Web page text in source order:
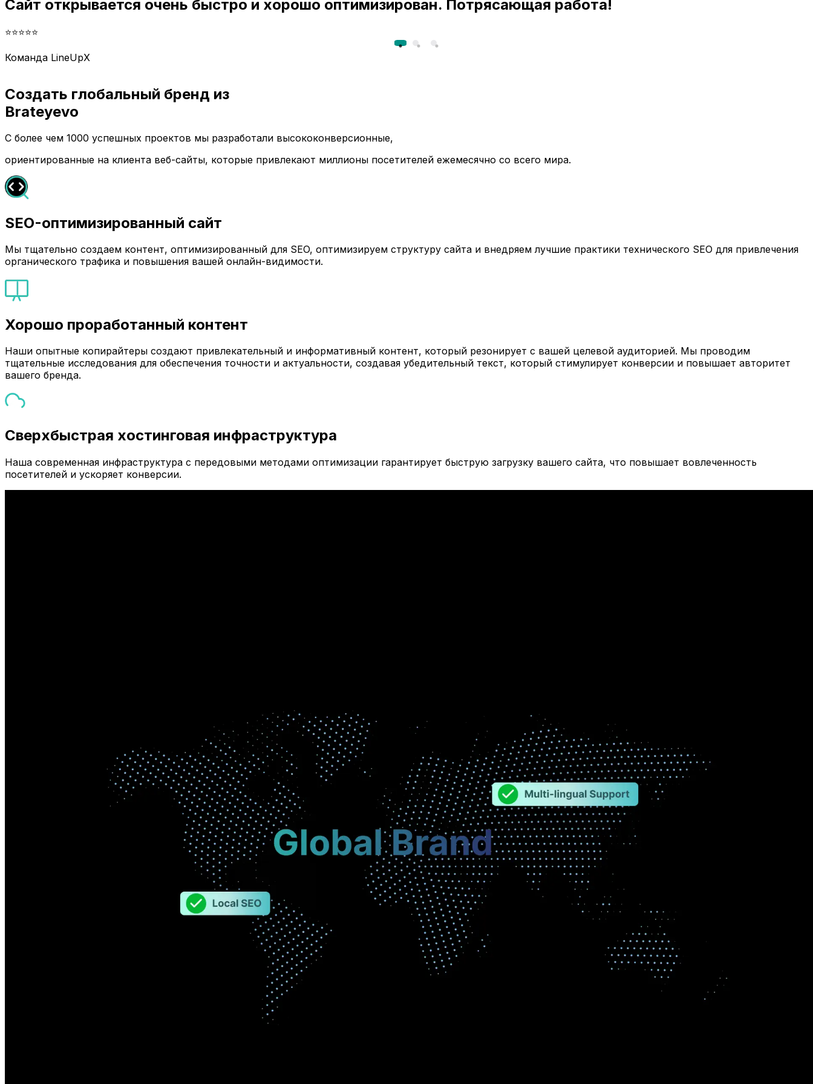
Сайт открывается очень быстро и хорошо оптимизирован. Потрясающая работа!
⭐⭐⭐⭐⭐
Команда LineUpX
Создать глобальный бренд из
Brateyevo
С более чем 1000 успешных проектов мы разработали высококонверсионные,
ориентированные на клиента веб-сайты, которые привлекают миллионы посетителей ежемесячно со всего мира.
SEO-оптимизированный сайт
Мы тщательно создаем контент, оптимизированный для SEO, оптимизируем структуру сайта и внедряем лучшие практики технического SEO для привлечения
органического трафика и повышения вашей онлайн-видимости.
Хорошо проработанный контент
Наши опытные копирайтеры создают привлекательный и информативный контент, который резонирует с вашей целевой аудиторией. Мы проводим
тщательные исследования для обеспечения точности и актуальности, создавая убедительный текст, который стимулирует конверсии и повышает авторитет
вашего бренда.
Сверхбыстрая хостинговая инфраструктура
Наша современная инфраструктура с передовыми методами оптимизации гарантирует быструю загрузку вашего сайта, что повышает вовлеченность
посетителей и ускоряет конверсии.